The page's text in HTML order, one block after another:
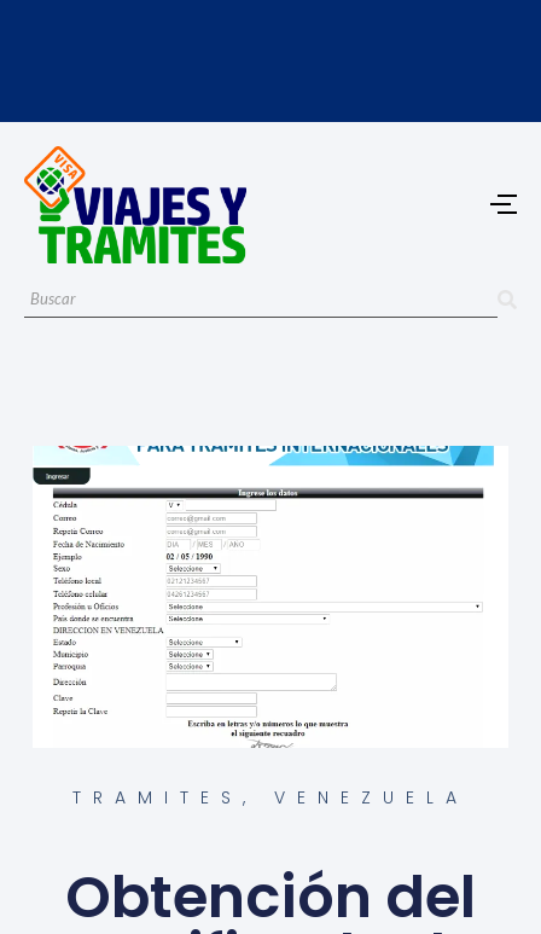
TRAMITES , VENEZUELA
Obtención del